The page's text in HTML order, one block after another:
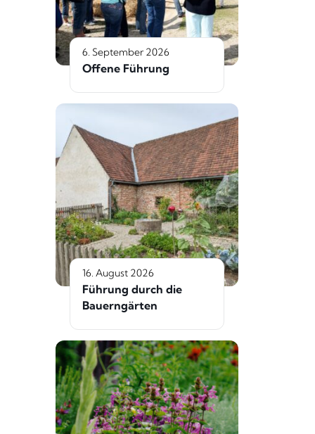
6. September 2026
Offene Führung
16. August 2026
Führung durch die
Bauerngärten